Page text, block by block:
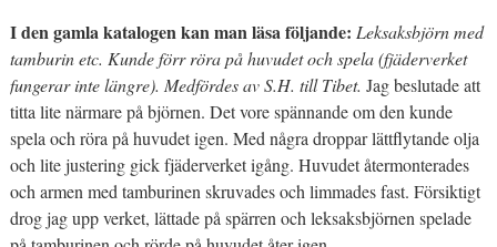
I den gamla katalogen kan man läsa följande: Leksaksbjörnmed
tamburin etc. Kunde förr röra på huvudet och spela(fjäderverket
fungerar inte längre). Medfördes av S.H. till Tibet. Jag beslutade att
titta lite närmare på björnen. Det vore spännande om den kunde
spela och röra på huvudet igen. Med några droppar lättflytande olja
och lite justering gick fjäderverket igång. Huvudet återmonterades
och armen med tamburinen skruvades och limmades fast. Försiktigt
drog jag upp verket, lättade på spärren och leksaksbjörnen spelade